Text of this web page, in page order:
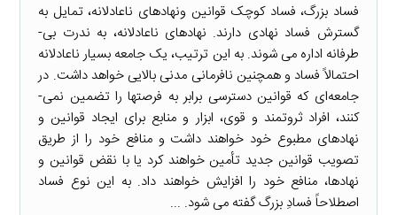
فساد بزرگ، فساد کوچک قوانین ونهادهای ناعادلانه، تمایل به
گسترش فساد نهادی دارند. نهادهای ناعادلانه، به ندرت بی­
طرفانه اداره می ­شوند. به این ترتیب، یک جامعه بسیار ناعادلانه
احتمالاً فساد و همچنین نافرمانی مدنی بالایی خواهد داشت. در
جامعه‌ای که قوانین دسترسی برابر به فرصت­ها را تضمین نمی­
کنند، افراد ثروتمند و قوی، ابزار و منابع برای ایجاد قوانین و
نهادهای مطبوع خود خواهند داشت و منافع خود را از طریق
تصویب قوانین جدید تأمین خواهند کرد یا با نقض قوانین و
نهادها، منافع خود را افزایش خواهند داد. به این نوع فساد
اصطلاحاً فسادِ بزرگ گفته می­ شود. ...